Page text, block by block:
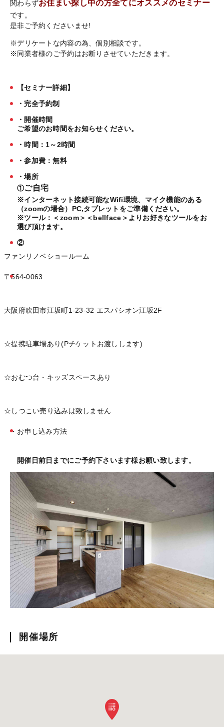
関わらずお住まい探し中の方全てにオススメのセミナー
です。
是非ご予約くださいませ!
※デリケートな内容の為、個別相談です。
※同業者様のご予約はお断りさせていただきます。
【セミナー詳細】
・完全予約制
・開催時間
ご希望のお時間をお知らせください。
・時間：1～2時間
・参加費：無料
・場所
①ご自宅
※インターネット接続可能なWifi環境、マイク機能のある
（zoomの場合）PC,タブレットをご準備ください。
※ツール：＜zoom＞＜bellface＞よりお好きなツールをお
選び頂けます。
②
ファンリノベショールーム
〒564-0063
大阪府吹田市江坂町1-23-32 エスパシオン江坂2F
☆提携駐車場あり(Pチケットお渡しします)
☆おむつ台・キッズスペースあり
☆しつこい売り込みは致しません
・お申し込み方法
開催日前日までにご予約下さいます様お願い致します。
開催場所